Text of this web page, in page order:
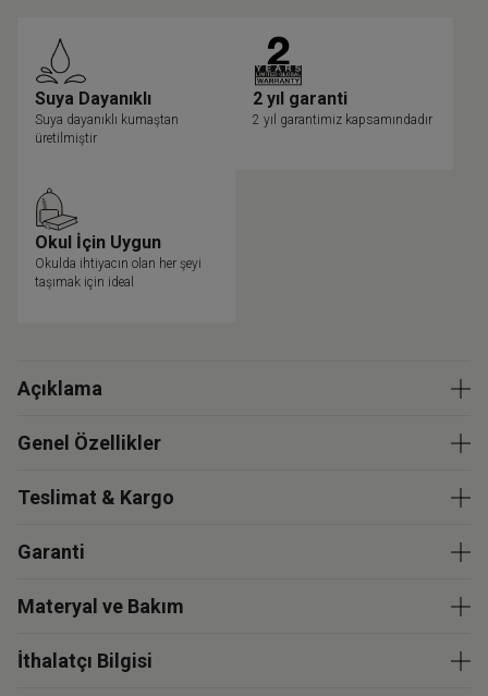
Suya Dayanıklı
Suya dayanıklı kumaştan
üretilmiştir
2 yıl garanti
2 yıl garantimiz kapsamındadır
Okul İçin Uygun
Okulda ihtiyacın olan her şeyi
taşımak için ideal
Açıklama
Genel Özellikler
Teslimat & Kargo
Garanti
Materyal ve Bakım
İthalatçı Bilgisi